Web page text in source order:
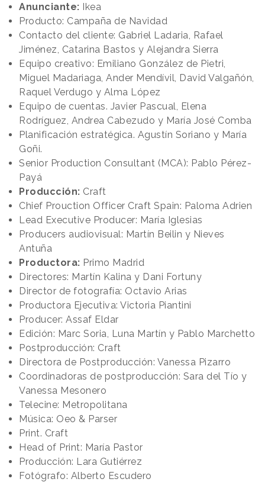
Anunciante: Ikea
Producto: Campaña de Navidad
Contacto del cliente: Gabriel Ladaria, Rafael
Jiménez, Catarina Bastos y Alejandra Sierra
Equipo creativo: Emiliano González de Pietri,
Miguel Madariaga, Ander Mendívil, David Valgañón,
Raquel Verdugo y Alma López
Equipo de cuentas. Javier Pascual, Elena
Rodríguez, Andrea Cabezudo y María José Comba
Planificación estratégica. Agustín Soriano y María
Goñi.
Senior Production Consultant (MCA): Pablo Pérez-
Payá
Producción: Craft
Chief Prouction Officer Craft Spain: Paloma Adrien
Lead Executive Producer: María Iglesias
Producers audiovisual: Martín Beilin y Nieves
Antuña
Productora: Primo Madrid
Directores: Martín Kalina y Dani Fortuny
Director de fotografía: Octavio Arias
Productora Ejecutiva: Victoria Piantini
Producer: Assaf Eldar
Edición: Marc Soria, Luna Martín y Pablo Marchetto
Postproducción: Craft
Directora de Postproducción: Vanessa Pizarro
Coordinadoras de postproducción: Sara del Tío y
Vanessa Mesonero
Telecine: Metropolitana
Música: Oeo & Parser
Print. Craft
Head of Print: María Pastor
Producción: Lara Gutiérrez
Fotógrafo: Alberto Escudero